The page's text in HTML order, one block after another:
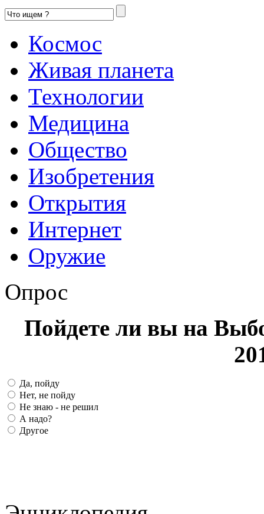
Космос
Живая планета
Технологии
Медицина
Общество
Изобретения
Открытия
Интернет
Оружие
Опрос
Пойдете ли вы на
Да, пойду
Нет, не пойду
Не знаю - не решил
А надо?
Другое